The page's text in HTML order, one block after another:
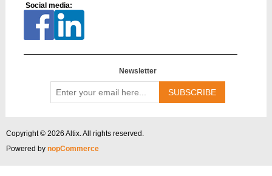
Social media:
Newsletter
your
email
Copyright © 2026 Altix. All rights reserved.
Powered by nopCommerce